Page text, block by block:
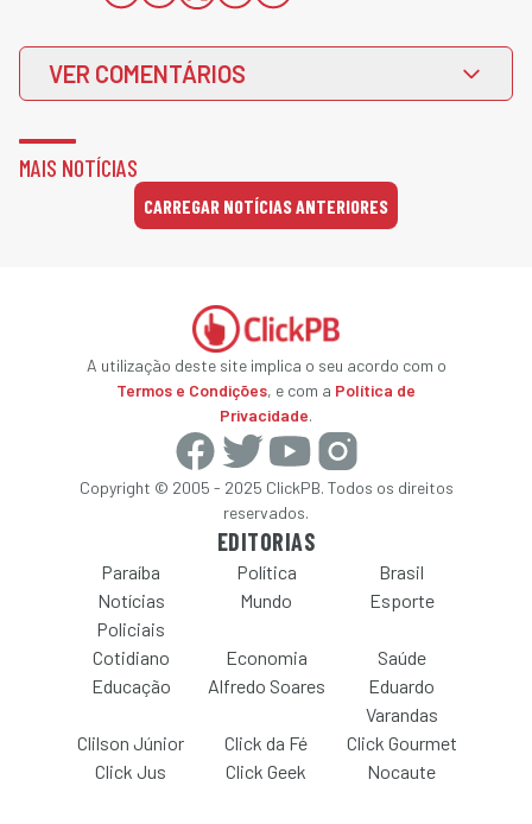
VER COMENTÁRIOS
MAIS NOTÍCIAS
CARREGAR NOTÍCIAS ANTERIORES
A utilização deste site implica o seu acordo com o
Termos e Condições, e com a Política de
Privacidade.
Copyright © 2005 - 2025 ClickPB. Todos os direitos
reservados.
EDITORIAS
Paraíba Política
Brasil
Notícias
Policiais
Mundo Esporte
Cotidiano Economia
Saúde
Educação
Alfredo Soares
Eduardo
Varandas
Clilson Júnior
Click da Fé
Click Gourmet
Click Jus
Click Geek Nocaute